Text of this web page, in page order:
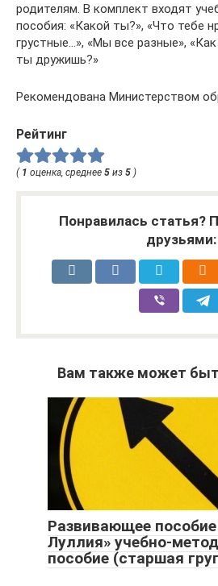
родителям. В комп­лект входят
пособия: «Какой ты?», «Что тебе
грустные…», «Мы все разные»,
ты дружишь?»
Рекомендована Министерством
Рейтинг
( 1 оценка, среднее 5 из 5 )
Понравилась статья?
друзьями:
Вам также может
Развивающее
Луллия» учебно-
пособие (старшая